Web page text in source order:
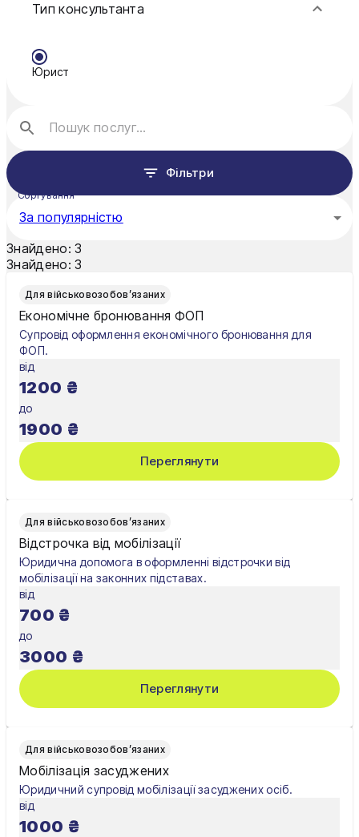
Краматорськ
Кривий Ріг
Нікополь
Одеса
Павлоград
Полтава
Суми
Харків
Херсон
Черкаси
Житомир
Київ
Тип консультанта
Юрист
Фільтри
Сортування
За популярністю
Знайдено: 3
Знайдено: 3
Для військовозобов’язаних
Економічне бронювання ФОП
Супровід оформлення економічного бронювання для
ФОП.
від
1200 ₴
до
1900 ₴
Переглянути
Для військовозобов’язаних
Відстрочка від мобілізації
Юридична допомога в оформленні відстрочки від
мобілізації на законних підставах.
від
700 ₴
до
3000 ₴
Переглянути
Для військовозобов’язаних
Мобілізація засуджених
Юридичний супровід мобілізації засуджених осіб.
від
1000 ₴